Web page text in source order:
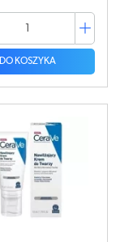
DO KOSZYKA